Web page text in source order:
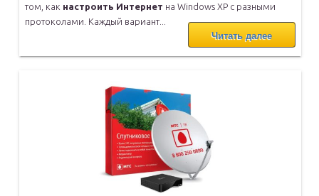
том, как настроить Интернет на Windows XP с разными
протоколами. Каждый вариант...
Читать далее